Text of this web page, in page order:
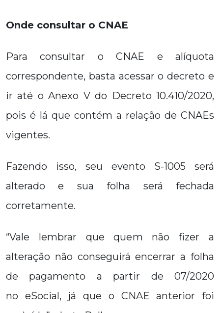
Onde consultar o CNAE
Para consultar o CNAE e alíquota
correspondente, basta acessar o decreto e
ir até o Anexo V do Decreto 10.410/2020,
pois é lá que contém a relação de CNAEs
vigentes.
Fazendo isso, seu evento S-1005 será
alterado e sua folha será fechada
corretamente.
“Vale lembrar que quem não fizer a
alteração não conseguirá encerrar a folha
de pagamento a partir de 07/2020
no eSocial, já que o CNAE anterior foi